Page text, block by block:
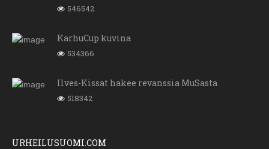
546542
KarhuCup kuvina
534366
Ilves-Kissat hakee revanssia MuSasta
518342
URHEILUSUOMI.COM